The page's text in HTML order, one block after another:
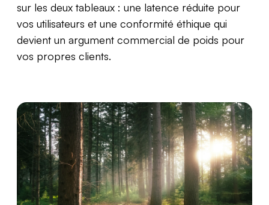
sur les deux tableaux : une latence réduite pour
vos utilisateurs et une conformité éthique qui
devient un argument commercial de poids pour
vos propres clients.